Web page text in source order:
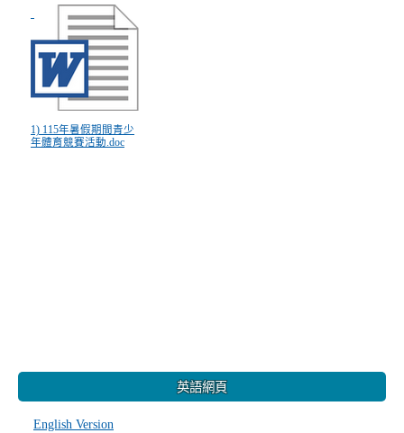
1) 115年暑假期間青少
年體育競賽活動.doc
英語網頁
English Version